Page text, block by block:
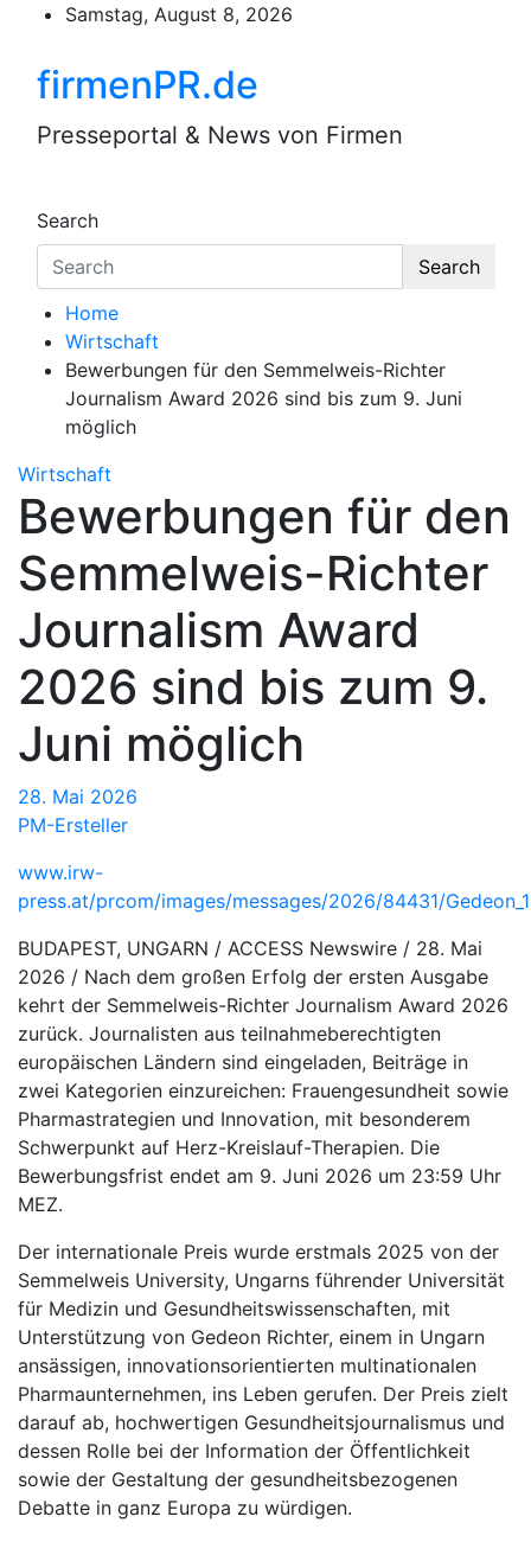
content
Samstag, August 8, 2026
firmenPR.de
Presseportal & News von Firmen
Search
Search
Home
Wirtschaft
Bewerbungen für den Semmelweis-Richter
Journalism Award 2026 sind bis zum 9. Juni
möglich
Wirtschaft
Bewerbungen für den
Semmelweis-Richter
Journalism Award
2026 sind bis zum 9.
Juni möglich
28. Mai 2026
PM-Ersteller
www.irw-
press.at/prcom/images/messages/2026/84431/
BUDAPEST, UNGARN / ACCESS Newswire / 28. Mai
2026 / Nach dem großen Erfolg der ersten Ausgabe
kehrt der Semmelweis-Richter Journalism Award 2026
zurück. Journalisten aus teilnahmeberechtigten
europäischen Ländern sind eingeladen, Beiträge in
zwei Kategorien einzureichen: Frauengesundheit sowie
Pharmastrategien und Innovation, mit besonderem
Schwerpunkt auf Herz-Kreislauf-Therapien. Die
Bewerbungsfrist endet am 9. Juni 2026 um 23:59 Uhr
MEZ.
Der internationale Preis wurde erstmals 2025 von der
Semmelweis University, Ungarns führender Universität
für Medizin und Gesundheitswissenschaften, mit
Unterstützung von Gedeon Richter, einem in Ungarn
ansässigen, innovationsorientierten multinationalen
Pharmaunternehmen, ins Leben gerufen. Der Preis zielt
darauf ab, hochwertigen Gesundheitsjournalismus und
dessen Rolle bei der Information der Öffentlichkeit
sowie der Gestaltung der gesundheitsbezogenen
Debatte in ganz Europa zu würdigen.